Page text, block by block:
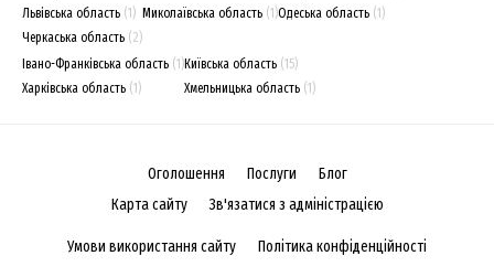
Львівська область (1)
Черкаська область (2)
Миколаївська область (1)Одеська область (1)
Івано-Франківська область (1)
Харківська область (1)
Київська область (15)
Хмельницька область (1)
Оголошення Послуги
Блог
Карта сайту
Зв'язатися з адміністрацією
Умови використання сайту Політика конфіденційності